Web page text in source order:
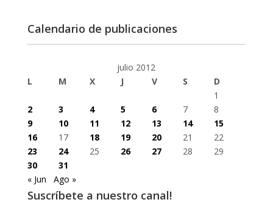
Calendario de publicaciones
julio 2012
L
M X J V S
D
1
2
3 4 5 6 7
8
9
10 11 12 13 14
15
16
17 18 19 20 21
22
23
24 25 26 27 28
29
30
31
« Jun
Ago »
Suscríbete a nuestro canal!